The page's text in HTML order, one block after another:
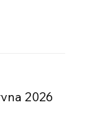
2026